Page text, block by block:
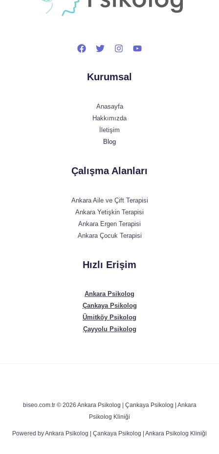
Kurumsal
Anasayfa
Hakkımızda
İletişim
Blog
Çalışma Alanları
Ankara Aile ve Çift Terapisi
Ankara Yetişkin Terapisi
Ankara Ergen Terapisi
Ankara Çocuk Terapisi
Hızlı Erişim
Ankara Psikolog
Çankaya Psikolog
Ümitköy Psikolog
Çayyolu Psikolog
biseo.com.tr © 2026 Ankara Psikolog | Çankaya Psikolog | Ankara
Psikolog Kliniği
Powered by Ankara Psikolog | Çankaya Psikolog | Ankara Psikolog Kliniği